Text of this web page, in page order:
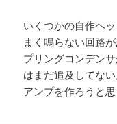
いくつかの自作ヘ
まく鳴らない回路
プリングコンデン
はまだ追及してな
アンプを作ろうと思